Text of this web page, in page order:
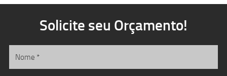
Solicite seu Orçamento!